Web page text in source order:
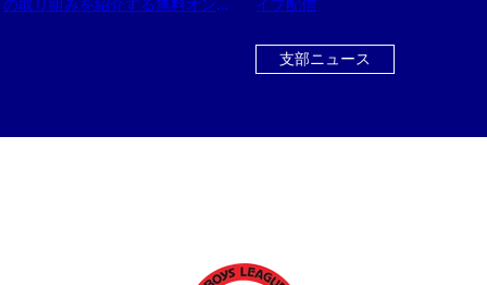
の取り組みを紹介する無料オンラ
イブ配信
支部ニュース